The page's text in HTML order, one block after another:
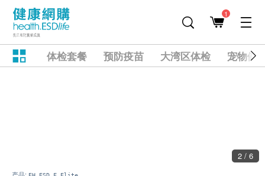
1
体检套餐 预防疫苗 大湾区体检 宠物健
2 / 6